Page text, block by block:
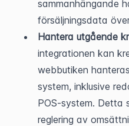
sammanhängande
försäljningsdata
Hantera utgående
integrationen kan
webbutiken
system, inklusive
POS-system. Detta
reglering av